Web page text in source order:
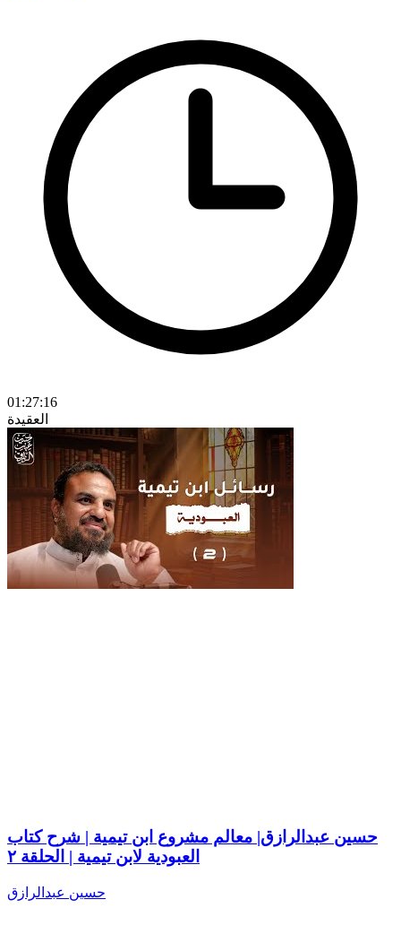
01:27:16
العقيدة
حسين عبدالرازق| معالم مشروع ابن تيمية | شرح كتاب
العبودية لابن تيمية | الحلقة ٢
حسين عبدالرازق